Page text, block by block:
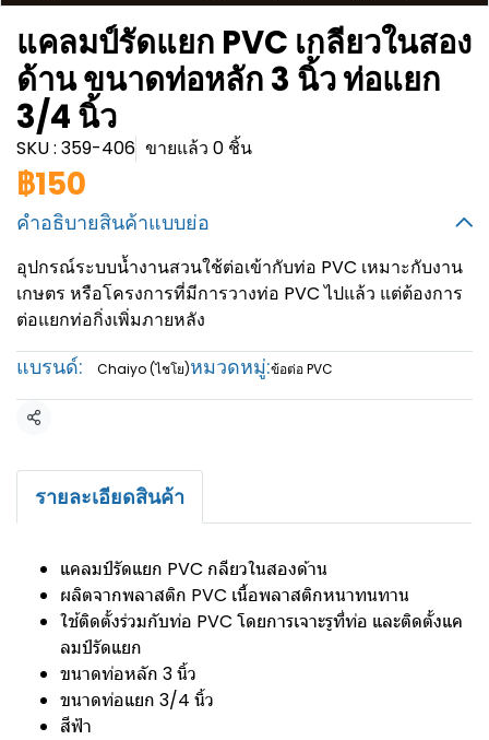
แคลมป์รัดแยก PVC เกลียวในสอง
ด้าน ขนาดท่อหลัก 3 นิ้ว ท่อแยก
3/4 นิ้ว
SKU : 359-406 ขายแล้ว 0 ชิ้น
฿150
คำอธิบายสินค้าแบบย่อ
อุปกรณ์ระบบน้ำงานสวนใช้ต่อเข้ากับท่อ PVC เหมาะกับงาน
เกษตร หรือโครงการที่มีการวางท่อ PVC ไปแล้ว แต่ต้องการ
ต่อแยกท่อกิ่งเพิ่มภายหลัง
แบรนด์: Chaiyo (ไชโย)หมวดหมู่:ข้อต่อ PVC
แชร์
รายละเอียดสินค้า
แคลมป์รัดแยก PVC กลียวในสองด้าน
ผลิตจากพลาสติก PVC เนื้อพลาสติกหนาทนทาน
ใช้ติดตั้งร่วมกับท่อ PVC โดยการเจาะรูที่ท่อ และติดตั้งแค
ลมป์รัดแยก
ขนาดท่อหลัก 3 นิ้ว
ขนาดท่อแยก 3/4 นิ้ว
สีฟ้า